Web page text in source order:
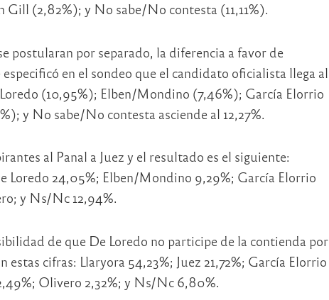
(2,82%); y No sabe/No contesta (11,11%).
postularan por separado, la diferencia a favor de
en el sondeo que el candidato oficialista llega al
(10,95%); Elben/Mondino (7,46%); García Elorrio
y No sabe/No contesta asciende al 12,27%.
al Panal a Juez y el resultado es el siguiente:
Loredo 24,05%; Elben/Mondino 9,29%; García Elorrio
y Ns/Nc 12,94%.
de que De Loredo no participe de la contienda por
cifras: Llaryora 54,23%; Juez 21,72%; García Elorrio
Olivero 2,32%; y Ns/Nc 6,80%.